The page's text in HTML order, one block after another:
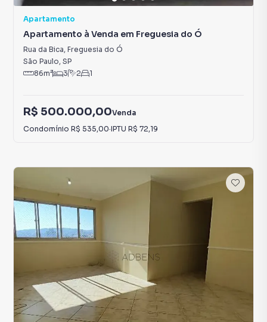
Apartamento
Apartamento à Venda em Freguesia do Ó
Rua da Bica, Freguesia do Ó
São Paulo, SP
86m² 3 2 1
R$ 500.000,00Venda
Condomínio R$ 535,00·IPTU R$ 72,19